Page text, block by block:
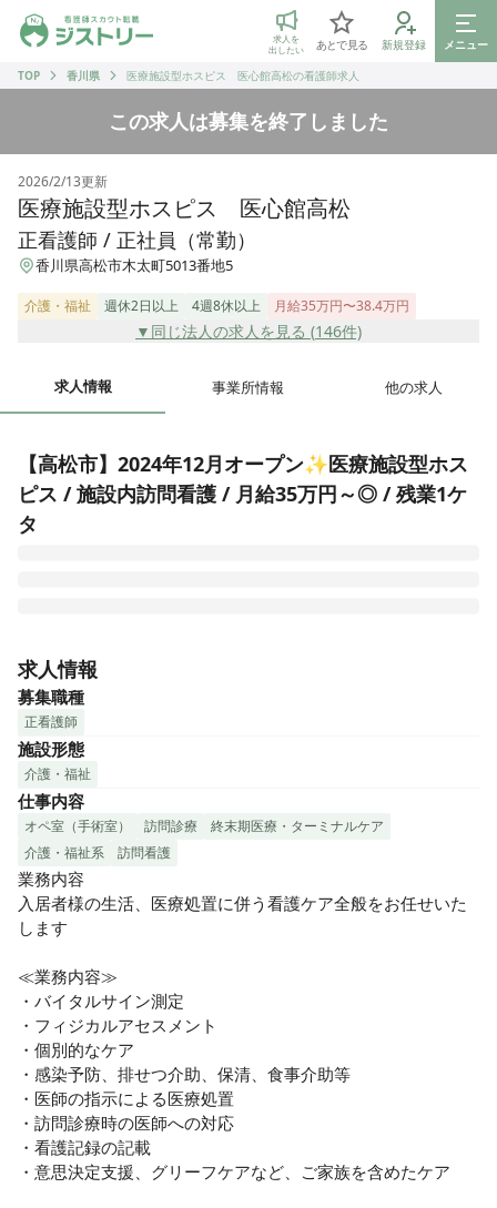
ジストリー 看護師の転職マッチング
求人を
出したい
あとで見る 新規登録
メニュー
TOP
香川県 医療施設型ホスピス 医心館高松の看護師求人
この求人は募集を終了しました
2026/2/13更新
医療施設型ホスピス 医心館高松
正看護師 / 正社員（常勤）
香川県高松市木太町5013番地5
介護・福祉 週休2日以上 4週8休以上 月給35万円〜38.4万円
▼同じ法人の求人を見る (146件)
求人情報 事業所情報 他の求人
【高松市】2024年12月オープン✨医療施設型ホス
ピス / 施設内訪問看護 / 月給35万円～◎ / 残業1ケ
タ
高い方をお受け入れし、大切な時間を穏やかに過ごしていた
だくための、安らぎの療養の場です。医療施設型ホスピスと
して皆様からのニーズにお応えし、療養環境の地域間格差の
是正に貢献するため、全国各地で医心館を展開しています。
終末期のがんや神経変性疾患を患う方、人工呼吸器を使用し
ている方、頻繁な喀痰吸引が必要な方――などの医療依存度
が高い方々。そうした方々に安心して療養生活を送っていた
だくため、充実の人員体制を整えています。
◎こんな方にピッタリ！！
・緩和ケアやホスピスに興味がある方
・施設未経験だけど働いてみたい方
求人情報
募集職種
正看護師
施設形態
介護・福祉
仕事内容
オペ室（手術室） 訪問診療
終末期医療・ターミナルケア
介護・福祉系
訪問看護
業務内容
入居者様の生活、医療処置に併う看護ケア全般をお任せいた
します
≪業務内容≫
・バイタルサイン測定
・フィジカルアセスメント
・個別的なケア
・感染予防、排せつ介助、保清、食事介助等
・医師の指示による医療処置
・訪問診療時の医師への対応
・看護記録の記載
・意思決定支援、グリーフケアなど、ご家族を含めたケア